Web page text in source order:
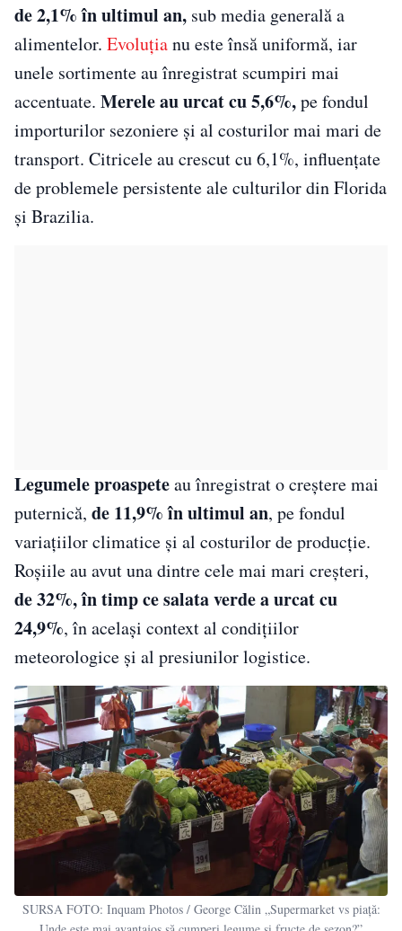
de 2,1% în ultimul an, sub media generală a
alimentelor. Evoluțianu este însă uniformă, iar
unele sortimente au înregistrat scumpiri mai
accentuate. Merele au urcat cu 5,6%,pe fondul
importurilor sezoniere și al costurilor mai mari de
transport. Citricele au crescut cu 6,1%, influențate
de problemele persistente ale culturilor din Florida
și Brazilia.
Legumele proaspeteau înregistrat o creștere mai
puternică, de 11,9% în ultimul an, pe fondul
variațiilor climatice și al costurilor de producție.
Roșiile au avut una dintre cele mai mari creșteri,
de 32%, în timp ce salata verde a urcat cu
24,9%, în același context al condițiilor
meteorologice și al presiunilor logistice.
SURSA FOTO: Inquam Photos / George Călin „Supermarket vs piață: